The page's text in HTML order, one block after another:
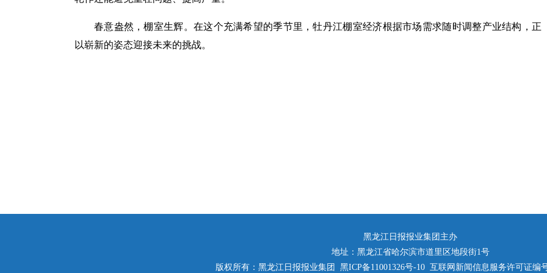
春意盎然，棚室生辉。在这个充满希望的季节里，牡丹江棚室经济根据市场需求随时调整产业结构，正
以崭新的姿态迎接未来的挑战。
黑龙江日报报业集团主办
地址：黑龙江省哈尔滨市道里区地段街1号
版权所有：黑龙江日报报业集团 黑ICP备11001326号-10 互联网新闻信息服务许可证编